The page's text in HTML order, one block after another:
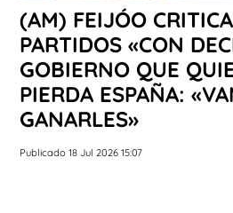
(AM) FEIJÓO
PARTIDOS «CON
GOBIERNO QUE
PIERDA ESPAÑA:
GANARLES»
Publicado 18 Jul 2026 15:07